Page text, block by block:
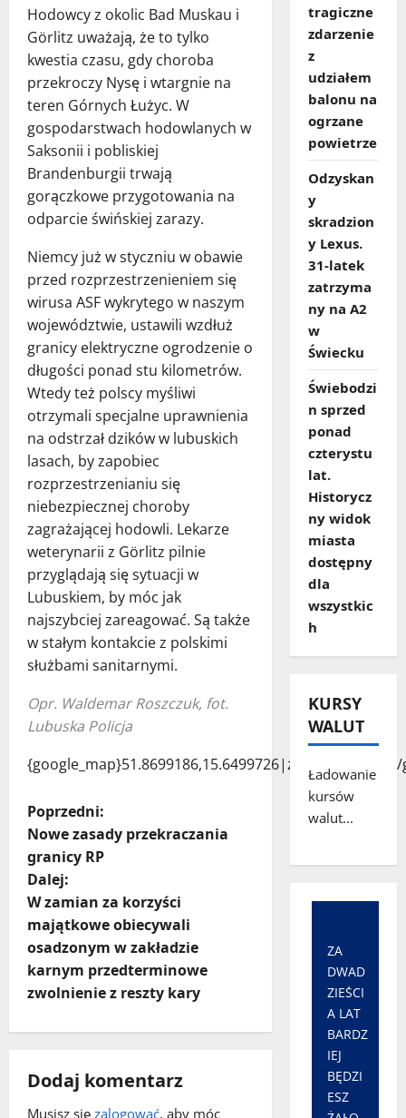
Hodowcy z okolic Bad Muskau i
Görlitz uważają, że to tylko
kwestia czasu, gdy choroba
przekroczy Nysę i wtargnie na
teren Górnych Łużyc. W
gospodarstwach hodowlanych w
Saksonii i pobliskiej
Brandenburgii trwają
gorączkowe przygotowania na
odparcie świńskiej zarazy.
Niemcy już w styczniu w obawie
przed rozprzestrzenieniem się
wirusa ASF wykrytego w naszym
województwie, ustawili wzdłuż
granicy elektryczne ogrodzenie o
długości ponad stu kilometrów.
Wtedy też polscy myśliwi
otrzymali specjalne uprawnienia
na odstrzał dzików w lubuskich
lasach, by zapobiec
rozprzestrzenianiu się
niebezpiecznej choroby
zagrażającej hodowli. Lekarze
weterynarii z Görlitz pilnie
przyglądają się sytuacji w
Lubuskiem, by móc jak
najszybciej zareagować. Są także
w stałym kontakcie z polskimi
służbami sanitarnymi.
Opr. Waldemar Roszczuk, fot.
Lubuska Policja
Z
o
b
a
c
z
p
Poprzedni:
Nowe zasady przekraczania
granicy RP
Dalej:
W zamian za korzyści
majątkowe obiecywali
osadzonym w zakładzie
karnym przedterminowe
zwolnienie z reszty kary
Dodaj komentarz
Musisz się zalogować, aby móc
tragiczne
zdarzenie
z
udziałem
balonu na
ogrzane
powietrze
Odzyskan
y
skradzion
y Lexus.
31‑latek
zatrzyma
ny na A2
w
Świecku
Świebodzi
n sprzed
ponad
czterystu
lat.
Historycz
ny widok
miasta
dostępny
dla
wszystkic
h
KURSY
WALUT
Ładowanie
kursów
walut...
ZA
DWAD
ZIEŚCI
A LAT
BARDZ
IEJ
BĘDZI
ESZ